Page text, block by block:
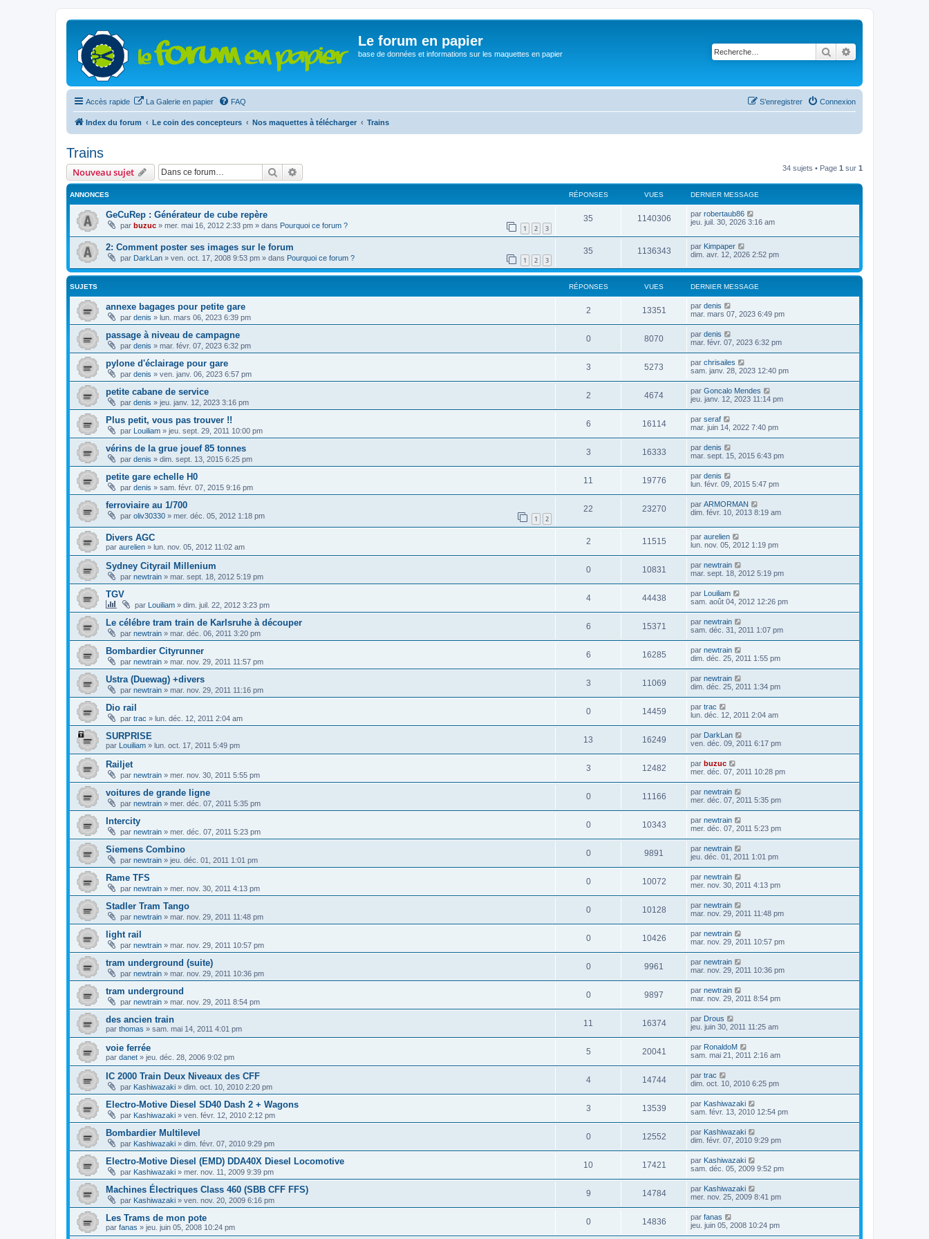
Le forum en papier
base de données et informations sur les maquettes en papier Rechercher
Accès rapide La Galerie en papier FAQ Connexion
S’enregistrer
Index du forum Le coin des concepteurs Nos maquettes à télécharger Trains
Trains
Nouveau sujet Rechercher 34 sujets • Page 1 sur 1
ANNONCES RÉPONSES VUES DERNIER MESSAGE
GeCuRep : Générateur de cube repère
par buzuc » mer. mai 16, 2012 2:33 pm » dans Pourquoi ce forum ? 1 2 3
35 1140306 par robertaub86
jeu. juil. 30, 2026 3:16 am
2: Comment poster ses images sur le forum
par DarkLan » ven. oct. 17, 2008 9:53 pm » dans Pourquoi ce forum ? 1 2 3
35 1136343 par Kimpaper
dim. avr. 12, 2026 2:52 pm
SUJETS RÉPONSES VUES DERNIER MESSAGE
annexe bagages pour petite gare
par denis » lun. mars 06, 2023 6:39 pm
2 13351 par denis
mar. mars 07, 2023 6:49 pm
passage à niveau de campagne
par denis » mar. févr. 07, 2023 6:32 pm
0 8070 par denis
mar. févr. 07, 2023 6:32 pm
pylone d'éclairage pour gare
par denis » ven. janv. 06, 2023 6:57 pm
3 5273 par chrisailes
sam. janv. 28, 2023 12:40 pm
petite cabane de service
par denis » jeu. janv. 12, 2023 3:16 pm
2 4674 par Goncalo Mendes
jeu. janv. 12, 2023 11:14 pm
Plus petit, vous pas trouver !!
par Louiliam » jeu. sept. 29, 2011 10:00 pm
6 16114 par seraf
mar. juin 14, 2022 7:40 pm
vérins de la grue jouef 85 tonnes
par denis » dim. sept. 13, 2015 6:25 pm
3 16333 par denis
mar. sept. 15, 2015 6:43 pm
petite gare echelle H0
par denis » sam. févr. 07, 2015 9:16 pm
11 19776 par denis
lun. févr. 09, 2015 5:47 pm
ferroviaire au 1/700
par oliv30330 » mer. déc. 05, 2012 1:18 pm 1 2
22 23270 par ARMORMAN
dim. févr. 10, 2013 8:19 am
Divers AGC
par aurelien » lun. nov. 05, 2012 11:02 am
2 11515 par aurelien
lun. nov. 05, 2012 1:19 pm
Sydney Cityrail Millenium
par newtrain » mar. sept. 18, 2012 5:19 pm
0 10831 par newtrain
mar. sept. 18, 2012 5:19 pm
TGV
par Louiliam » dim. juil. 22, 2012 3:23 pm
4 44438 par Louiliam
sam. août 04, 2012 12:26 pm
Le célébre tram train de Karlsruhe à découper
par newtrain » mar. déc. 06, 2011 3:20 pm
6 15371 par newtrain
sam. déc. 31, 2011 1:07 pm
Bombardier Cityrunner
par newtrain » mar. nov. 29, 2011 11:57 pm
6 16285 par newtrain
dim. déc. 25, 2011 1:55 pm
Ustra (Duewag) +divers
par newtrain » mar. nov. 29, 2011 11:16 pm
3 11069 par newtrain
dim. déc. 25, 2011 1:34 pm
Dio rail
par trac » lun. déc. 12, 2011 2:04 am
0 14459 par trac
lun. déc. 12, 2011 2:04 am
SURPRISE
par Louiliam » lun. oct. 17, 2011 5:49 pm
13 16249 par DarkLan
ven. déc. 09, 2011 6:17 pm
Railjet
par newtrain » mer. nov. 30, 2011 5:55 pm
3 12482 par buzuc
mer. déc. 07, 2011 10:28 pm
voitures de grande ligne
par newtrain » mer. déc. 07, 2011 5:35 pm
0 11166 par newtrain
mer. déc. 07, 2011 5:35 pm
Intercity
par newtrain » mer. déc. 07, 2011 5:23 pm
0 10343 par newtrain
mer. déc. 07, 2011 5:23 pm
Siemens Combino
par newtrain » jeu. déc. 01, 2011 1:01 pm
0 9891 par newtrain
jeu. déc. 01, 2011 1:01 pm
Rame TFS
par newtrain » mer. nov. 30, 2011 4:13 pm
0 10072 par newtrain
mer. nov. 30, 2011 4:13 pm
Stadler Tram Tango
par newtrain » mar. nov. 29, 2011 11:48 pm
0 10128 par newtrain
mar. nov. 29, 2011 11:48 pm
light rail
par newtrain » mar. nov. 29, 2011 10:57 pm
0 10426 par newtrain
mar. nov. 29, 2011 10:57 pm
tram underground (suite)
par newtrain » mar. nov. 29, 2011 10:36 pm
0 9961 par newtrain
mar. nov. 29, 2011 10:36 pm
tram underground
par newtrain » mar. nov. 29, 2011 8:54 pm
0 9897 par newtrain
mar. nov. 29, 2011 8:54 pm
des ancien train
par thomas » sam. mai 14, 2011 4:01 pm
11 16374 par Drous
jeu. juin 30, 2011 11:25 am
voie ferrée
par danet » jeu. déc. 28, 2006 9:02 pm
5 20041 par RonaldoM
sam. mai 21, 2011 2:16 am
IC 2000 Train Deux Niveaux des CFF
par Kashiwazaki » dim. oct. 10, 2010 2:20 pm
4 14744 par trac
dim. oct. 10, 2010 6:25 pm
Electro-Motive Diesel SD40 Dash 2 + Wagons
par Kashiwazaki » ven. févr. 12, 2010 2:12 pm
3 13539 par Kashiwazaki
sam. févr. 13, 2010 12:54 pm
Bombardier Multilevel
par Kashiwazaki » dim. févr. 07, 2010 9:29 pm
0 12552 par Kashiwazaki
dim. févr. 07, 2010 9:29 pm
Electro-Motive Diesel (EMD) DDA40X Diesel Locomotive
par Kashiwazaki » mer. nov. 11, 2009 9:39 pm
10 17421 par Kashiwazaki
sam. déc. 05, 2009 9:52 pm
Machines Électriques Class 460 (SBB CFF FFS)
par Kashiwazaki » ven. nov. 20, 2009 6:16 pm
9 14784 par Kashiwazaki
mer. nov. 25, 2009 8:41 pm
Les Trams de mon pote
par fanas » jeu. juin 05, 2008 10:24 pm
0 14836 par fanas
jeu. juin 05, 2008 10:24 pm